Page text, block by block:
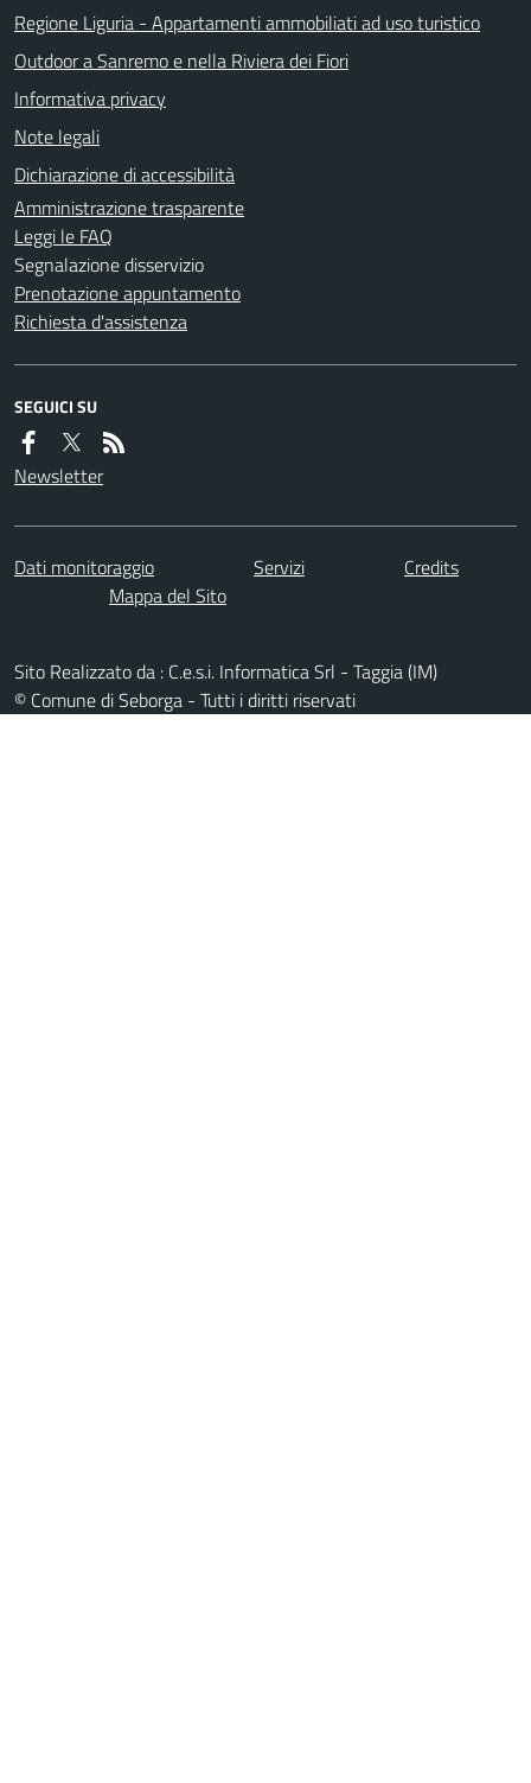
Regione Liguria - Appartamenti ammobiliati ad uso turistico
Outdoor a Sanremo e nella Riviera dei Fiori
Informativa privacy
Note legali
Dichiarazione di accessibilità
Amministrazione trasparente
Leggi le FAQ
Segnalazione disservizio
Prenotazione appuntamento
Richiesta d'assistenza
SEGUICI SU
Newsletter
Dati monitoraggio Servizi
Credits
Mappa del Sito
Sito Realizzato da : C.e.s.i. Informatica Srl - Taggia (IM)
© Comune di Seborga - Tutti i diritti riservati